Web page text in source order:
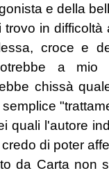
e della
in difficoltà
croce e
a mio
chissà
quali l'autore
di poter
da Carta non